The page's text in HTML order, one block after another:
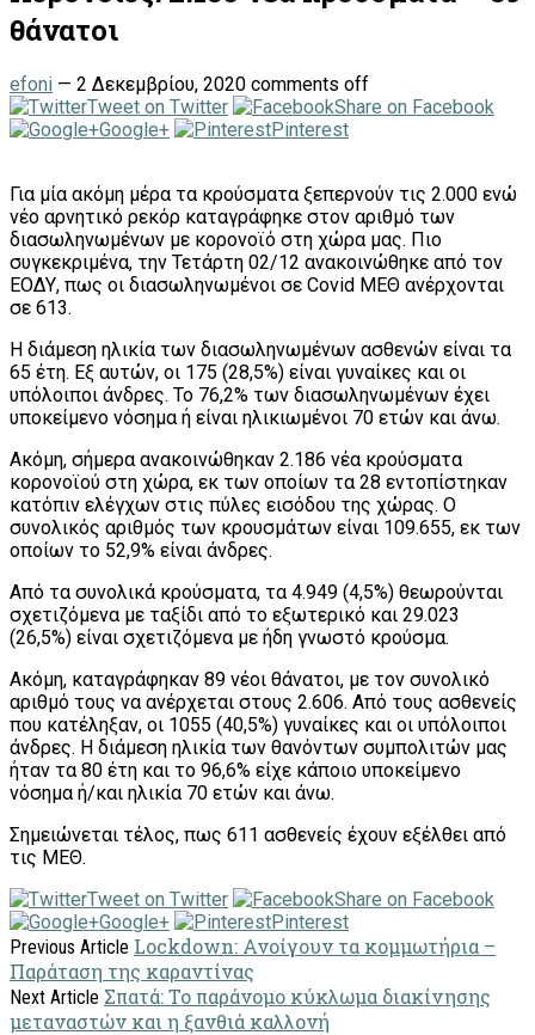
θάνατοι
efoni — 2 Δεκεμβρίου, 2020 comments off
Tweet on Twitter
Share on Facebook
Google+
Pinterest
Για μία ακόμη μέρα τα κρούσματα ξεπερνούν τις 2.000 ενώ
νέο αρνητικό ρεκόρ καταγράφηκε στον αριθμό των
διασωληνωμένων με κορονοϊό στη χώρα μας. Πιο
συγκεκριμένα, την Τετάρτη 02/12 ανακοινώθηκε από τον
ΕΟΔΥ, πως οι διασωληνωμένοι σε Covid ΜΕΘ ανέρχονται
σε 613.
Η διάμεση ηλικία των διασωληνωμένων ασθενών είναι τα
65 έτη. Εξ αυτών, οι 175 (28,5%) είναι γυναίκες και οι
υπόλοιποι άνδρες. To 76,2% των διασωληνωμένων έχει
υποκείμενο νόσημα ή είναι ηλικιωμένοι 70 ετών και άνω.
Ακόμη, σήμερα ανακοινώθηκαν 2.186 νέα κρούσματα
κορονοϊού στη χώρα, εκ των οποίων τα 28 εντοπίστηκαν
κατόπιν ελέγχων στις πύλες εισόδου της χώρας. Ο
συνολικός αριθμός των κρουσμάτων είναι 109.655, εκ των
οποίων το 52,9% είναι άνδρες.
Από τα συνολικά κρούσματα, τα 4.949 (4,5%) θεωρούνται
σχετιζόμενα με ταξίδι από το εξωτερικό και 29.023
(26,5%) είναι σχετιζόμενα με ήδη γνωστό κρούσμα.
Ακόμη, καταγράφηκαν 89 νέοι θάνατοι, με τον συνολικό
αριθμό τους να ανέρχεται στους 2.606. Από τους ασθενείς
που κατέληξαν, οι 1055 (40,5%) γυναίκες και οι υπόλοιποι
άνδρες. Η διάμεση ηλικία των θανόντων συμπολιτών μας
ήταν τα 80 έτη και το 96,6% είχε κάποιο υποκείμενο
νόσημα ή/και ηλικία 70 ετών και άνω.
Σημειώνεται τέλος, πως 611 ασθενείς έχουν εξέλθει από
τις ΜΕΘ.
Tweet on Twitter
Share on Facebook
Google+
Pinterest
Previous Article Lockdown: Ανοίγουν τα κομμωτήρια –
Παράταση της καραντίνας
Next Article Σπατά: Το παράνομο κύκλωμα διακίνησης
μεταναστών και η ξανθιά καλλονή